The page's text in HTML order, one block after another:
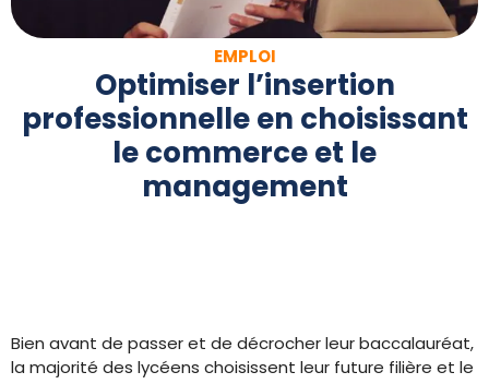
EMPLOI
Optimiser l’insertion
professionnelle en choisissant
le commerce et le
management
Bien avant de passer et de décrocher leur baccalauréat,
la majorité des lycéens choisissent leur future filière et le